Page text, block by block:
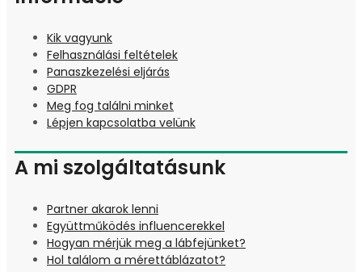
Kik vagyunk
Felhasználási feltételek
Panaszkezelési eljárás
GDPR
Meg fog találni minket
Lépjen kapcsolatba velünk
A mi szolgáltatásunk
Partner akarok lenni
Együttműködés influencerekkel
Hogyan mérjük meg a lábfejünket?
Hol találom a mérettáblázatot?